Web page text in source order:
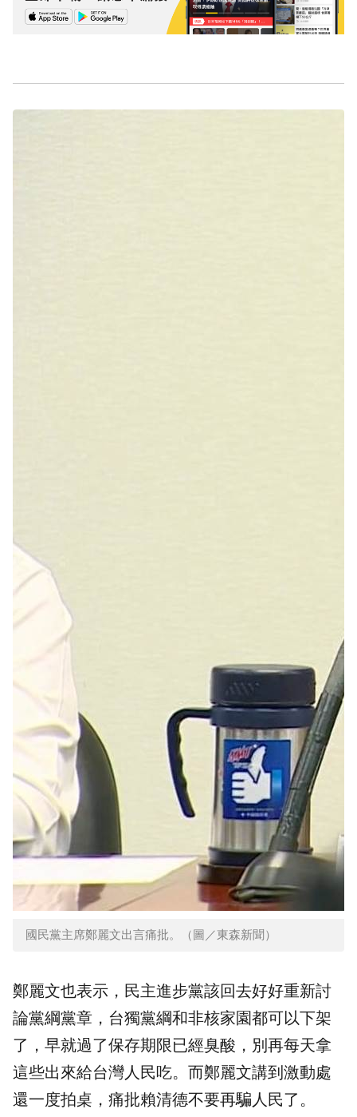
國民黨主席鄭麗文出言痛批。（圖／東森新聞）
鄭麗文也表示，民主進步黨該回去好好重新討
論黨綱黨章， 台獨黨綱和非核家園都可以下架
了，早就過了保存期限已經臭酸，別再每天拿
這些出來給台灣人民吃。而鄭麗文講到激動處
還一度拍桌，痛批賴清德不要再騙人民了。